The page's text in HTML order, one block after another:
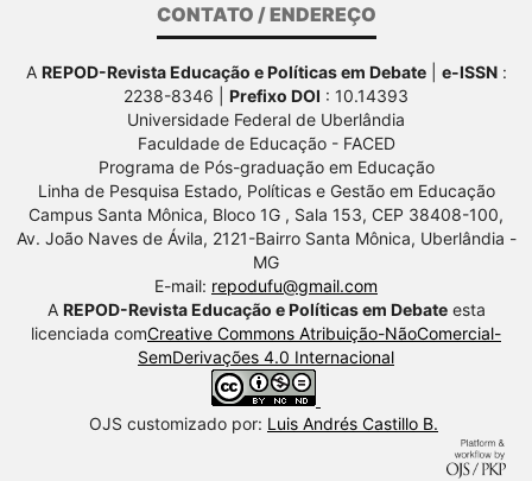
CONTATO / ENDEREÇO
A REPOD-Revista Educação e Políticas em Debate| e-ISSN:
2238-8346 | Prefixo DOI : 10.14393
Universidade Federal de Uberlândia
Faculdade de Educação - FACED
Programa de Pós-graduação em Educação
Linha de Pesquisa Estado, Políticas e Gestão em Educação
Campus Santa Mônica, Bloco 1G , Sala 153, CEP 38408-100,
Av. João Naves de Ávila, 2121-Bairro Santa Mônica, Uberlândia -
MG
E-mail: repodufu@gmail.com
A REPOD-Revista Educação e Políticas em Debateesta
licenciada comCreative Commons Atribuição-NãoComercial-
SemDerivações 4.0 Internacional
OJS customizado por: Luis Andrés Castillo B.